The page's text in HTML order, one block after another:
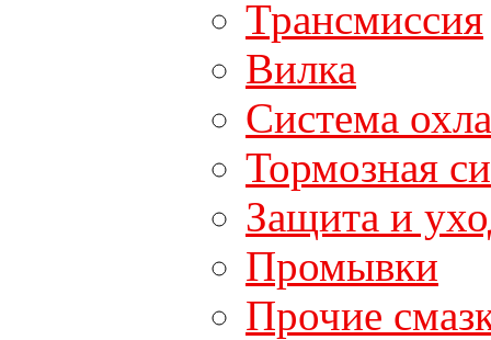
Трансмиссия
Вилка
Система
Тормозная
Защита и
Промывки
Прочие